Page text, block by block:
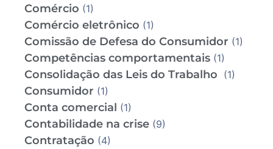
Comércio (1)
Comércio eletrônico (1)
Comissão de Defesa do Consumidor (1)
Competências comportamentais (1)
Consolidação das Leis do Trabalho (1)
Consumidor (1)
Conta comercial (1)
Contabilidade na crise (9)
Contratação (4)